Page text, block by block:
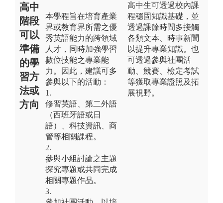
高中
階段
可以
準備
的學
習方
法或
方向
本學程旨在培育產業
界或教育界所需之優
秀英語能力的跨領域
人才，同時加強學習
數位技能之專業能
力。因此，建議可多
參與以下的活動：
1.
修習英語、第二外語
（西班牙語或日
語）、科技資訊、商
管等相關課程。
2.
參與小組討論之主題
探究專題或共同完成
相關專題作品。
3.
高中生可透過校內課
程穩固知識基礎，並
透過課餘時間多接觸
各類文本、時事新聞
以提升專業知識。也
可透過參與社團活
動、競賽、檢定考試
等獲取專業證照及拓
展視野。